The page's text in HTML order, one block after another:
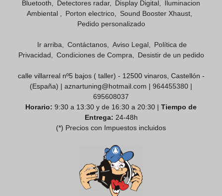
Bluetooth
Detectores radar Display Digital
Iluminacion
Ambiental
Porton electrico
Sound Booster Xhaust
Pedido personalizado
Ir arriba Contáctanos Aviso Legal
Política de
Privacidad
Condiciones de Compra Desistir de un pedido
calle villarreal nº5 bajos ( taller) - 12500 vinaros, Castellón -
(España) | aznartuning@hotmail.com | 964455380 |
695608037
Horario: 9:30 a 13:30 y de 16:30 a 20:30 | Tiempo de
Entrega: 24-48h
(*) Precios con Impuestos incluidos